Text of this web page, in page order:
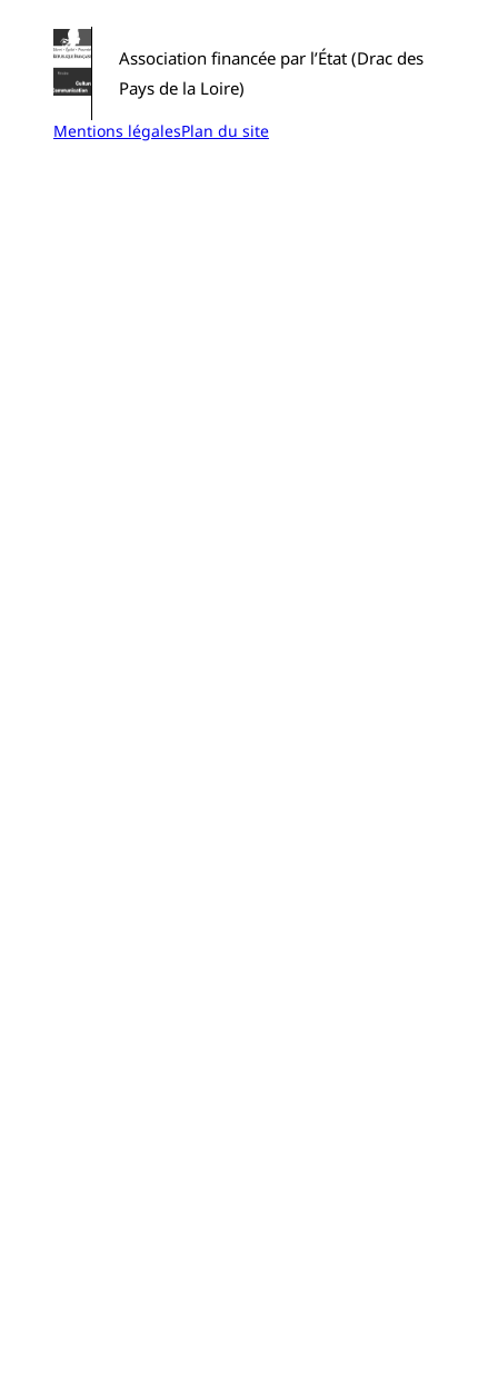
Association financée par l’État (Drac des
Pays de la Loire)
Mentions légalesPlan du site